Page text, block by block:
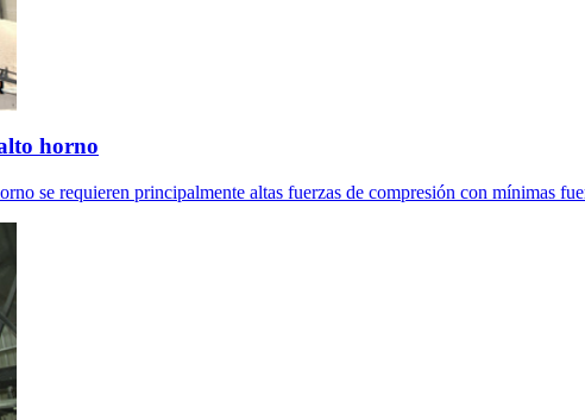
horno
se requieren principalmente altas fuerzas de compresión con mínimas